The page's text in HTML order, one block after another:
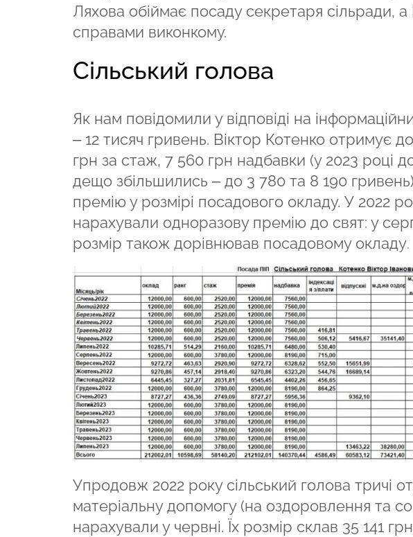
Ляхова обіймає посаду секретаря сільради,
справами виконкому.
Сільський голова
Як нам повідомили у відповіді на
– 12 тисяч гривень. Віктор Котенко отримує
грн за стаж, 7 560 грн надбавки (у 2023 році
дещо збільшились – до 3 780 та 8 190
премію у розмірі посадового окладу. У 2022
нарахували одноразову премію до свят: у
розмір також дорівнював посадовому окладу.
Упродовж 2022 року сільський голова тричі
матеріальну допомогу (на оздоровлення та
нарахували у червні. Їх розмір склав 35 141